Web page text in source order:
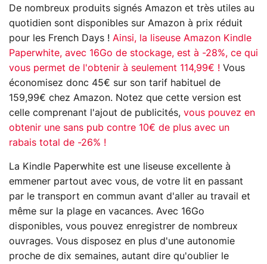
De nombreux produits signés Amazon et très utiles au
quotidien sont disponibles sur Amazon à prix réduit
pour les French Days ! Ainsi, la liseuse Amazon Kindle
Paperwhite, avec 16Go de stockage, est à -28%, ce qui
vous permet de l'obtenir à seulement 114,99€ ! Vous
économisez donc 45€ sur son tarif habituel de
159,99€ chez Amazon. Notez que cette version est
celle comprenant l'ajout de publicités, vous pouvez en
obtenir une sans pub contre 10€ de plus avec un
rabais total de -26% !
La Kindle Paperwhite est une liseuse excellente à
emmener partout avec vous, de votre lit en passant
par le transport en commun avant d'aller au travail et
même sur la plage en vacances. Avec 16Go
disponibles, vous pouvez enregistrer de nombreux
ouvrages. Vous disposez en plus d'une autonomie
proche de dix semaines, autant dire qu'oublier le